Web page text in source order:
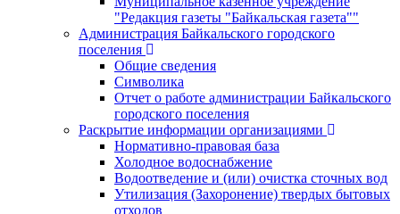
"Редакция газеты "Байкальская газета""
Администрация Байкальского городского
поселения
Общие сведения
Символика
Отчет о работе администрации Байкальского
городского поселения
Раскрытие информации организациями
Нормативно-правовая база
Холодное водоснабжение
Водоотведение и (или) очистка сточных вод
Утилизация (Захоронение) твердых бытовых
отходов